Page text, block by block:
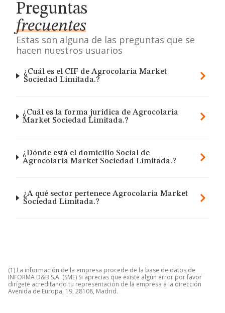
Preguntas
frecuentes
Estas son alguna de las preguntas que se
hacen nuestros usuarios
¿Cuál es el CIF de Agrocolaria Market
Sociedad Limitada.?
¿Cuál es la forma jurídica de Agrocolaria
Market Sociedad Limitada.?
¿Dónde está el domicilio Social de
Agrocolaria Market Sociedad Limitada.?
¿A qué sector pertenece Agrocolaria Market
Sociedad Limitada.?
(1) La información de la empresa procede de la base de datos de
INFORMA D&B S.A. (SME) Si aprecias que existe algún error por favor
dirígete acreditando tu representación de la empresa a la dirección
Avenida de Europa, 19, 28108, Madrid.